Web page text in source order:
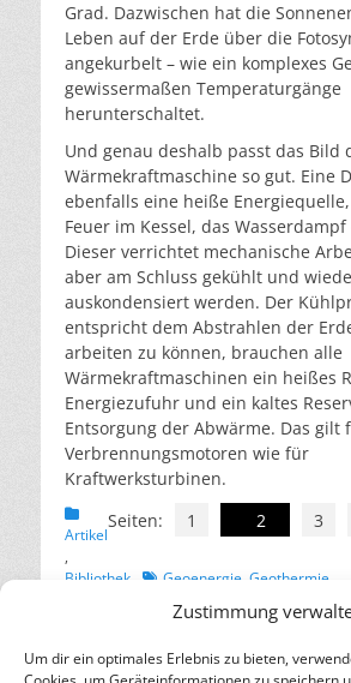
Zustimmung
Um dir ein optimales Erlebnis zu bieten,
Grad. Dazwischen hat die
Leben auf der Erde über die
angekurbelt – wie ein komplexes
gewissermaßen Temperaturgänge
herunterschaltet.
Und genau deshalb passt das Bild
Wärmekraftmaschine so gut. Eine
ebenfalls eine heiße
Feuer im Kessel, das
Dieser verrichtet mechanische
aber am Schluss gekühlt und
auskondensiert werden. Der
entspricht dem Abstrahlen der
arbeiten zu können, brauchen alle
Wärmekraftmaschinen ein heißes
Energiezufuhr und ein kaltes
Entsorgung der Abwärme. Das gilt
Verbrennungsmotoren wie für
Kraftwerksturbinen.
Seiten:
1 2 3
Kategorien
Artikel
,
Bibliothek Schlagworte
Geoenergie Geothermie
Beitragsnavigation
← Vorheriger
Vorheriger
SPD fordert MasterplanNächster